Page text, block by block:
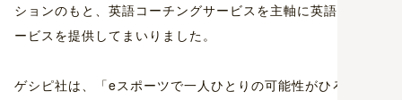
ションのもと、英語コーチングサービスを主軸に英語学習サ
ービスを提供してまいりました。
ゲシピ社は、「eスポーツで一人ひとりの可能性がひろがる教